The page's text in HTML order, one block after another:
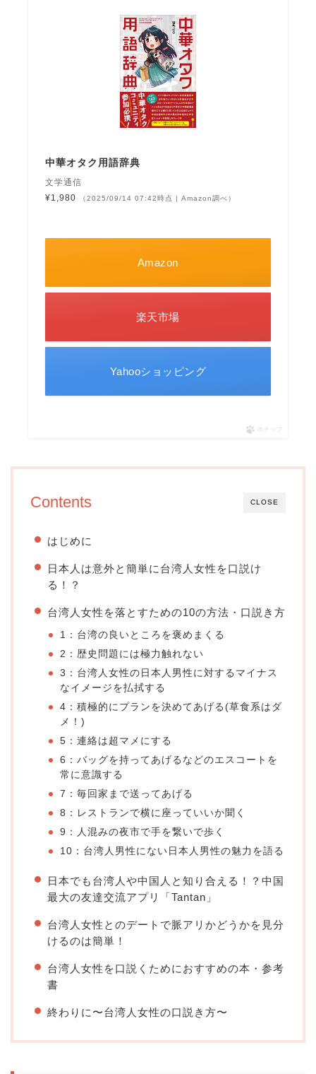
中華オタク用語辞典
文学通信
¥1,980
（2025/09/14 07:42時点 | Amazon調べ）
Amazon
楽天市場
Yahooショッピング
ポチップ
CLOSE
Contents
はじめに
日本人は意外と簡単に台湾人女性を口説け
る！？
台湾人女性を落とすための10の方法・口説き方
1：台湾の良いところを褒めまくる
2：歴史問題には極力触れない
3：台湾人女性の日本人男性に対するマイナス
なイメージを払拭する
4：積極的にプランを決めてあげる(草食系はダ
メ！)
5：連絡は超マメにする
6：バッグを持ってあげるなどのエスコートを
常に意識する
7：毎回家まで送ってあげる
8：レストランで横に座っていいか聞く
9：人混みの夜市で手を繋いで歩く
10：台湾人男性にない日本人男性の魅力を語る
日本でも台湾人や中国人と知り合える！？中国
最大の友達交流アプリ「Tantan」
台湾人女性とのデートで脈アリかどうかを見分
けるのは簡単！
台湾人女性を口説くためにおすすめの本・参考
書
終わりに〜台湾人女性の口説き方〜